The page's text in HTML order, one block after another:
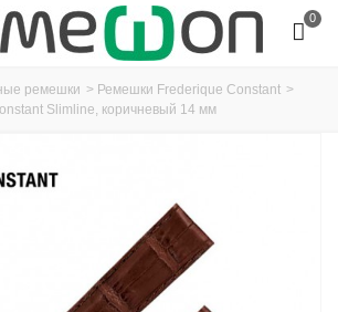
0
ремешки > Ремешки Frederique Constant >
Slimline, коричневый 14 мм